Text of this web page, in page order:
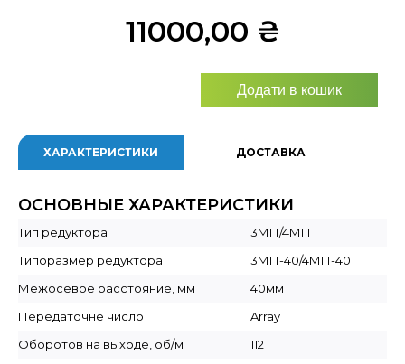
11000,00 ₴
Додати в кошик
ХАРАКТЕРИСТИКИ ДОСТАВКА
ОСНОВНЫЕ ХАРАКТЕРИСТИКИ
Тип редуктора
3МП/4МП
Типоразмер редуктора
3МП-40/4МП-40
Межосевое расстояние, мм
40мм
Передаточне число
Array
Оборотов на выходе, об/м
112